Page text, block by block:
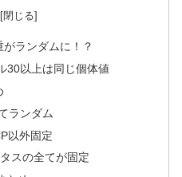
ランダムに！？
30以上は同じ個体値
ランダム
以外固定
スの全てが固定